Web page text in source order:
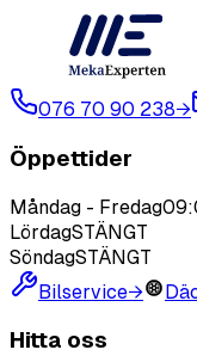
076 70 90 238→
Öppettider
Måndag - Fredag
LördagSTÄNGT
SöndagSTÄNGT
Bilservice→
Hitta oss